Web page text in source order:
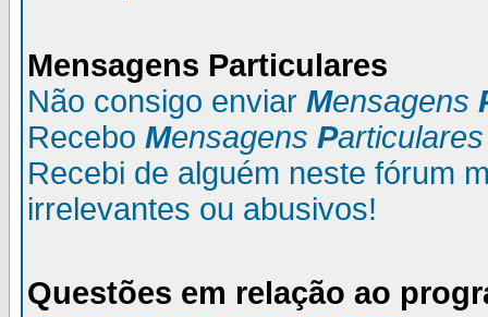
Mensagens Particulares
Não consigo enviar Mensagens
Recebo Mensagens Particulares
Recebi de alguém neste fórum
irrelevantes ou abusivos!
Questões em relação ao